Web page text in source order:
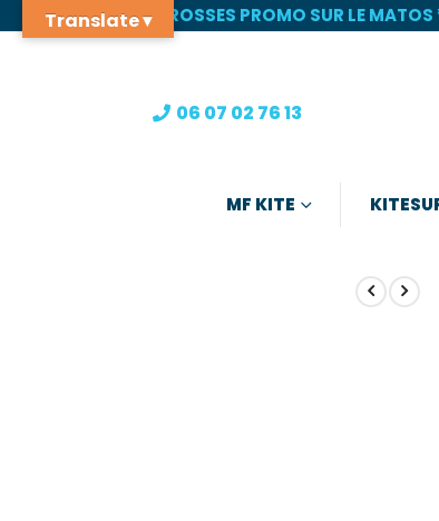
🚨 GROSSES PROMO SUR LE MATOS
06 07 02 76 13
MF KITE
Translate ▾